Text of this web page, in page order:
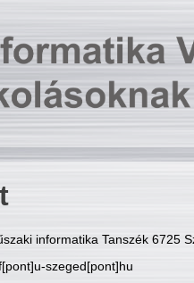
informatika Tanszék 6725
szeged[pont]hu